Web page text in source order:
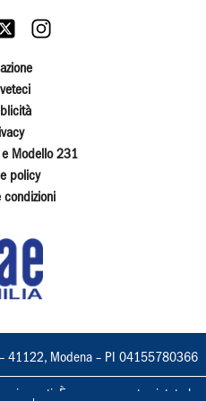
Modello 231
policy
condizioni
– 41122, Modena – PI 04155780366
È espressamente vietata la